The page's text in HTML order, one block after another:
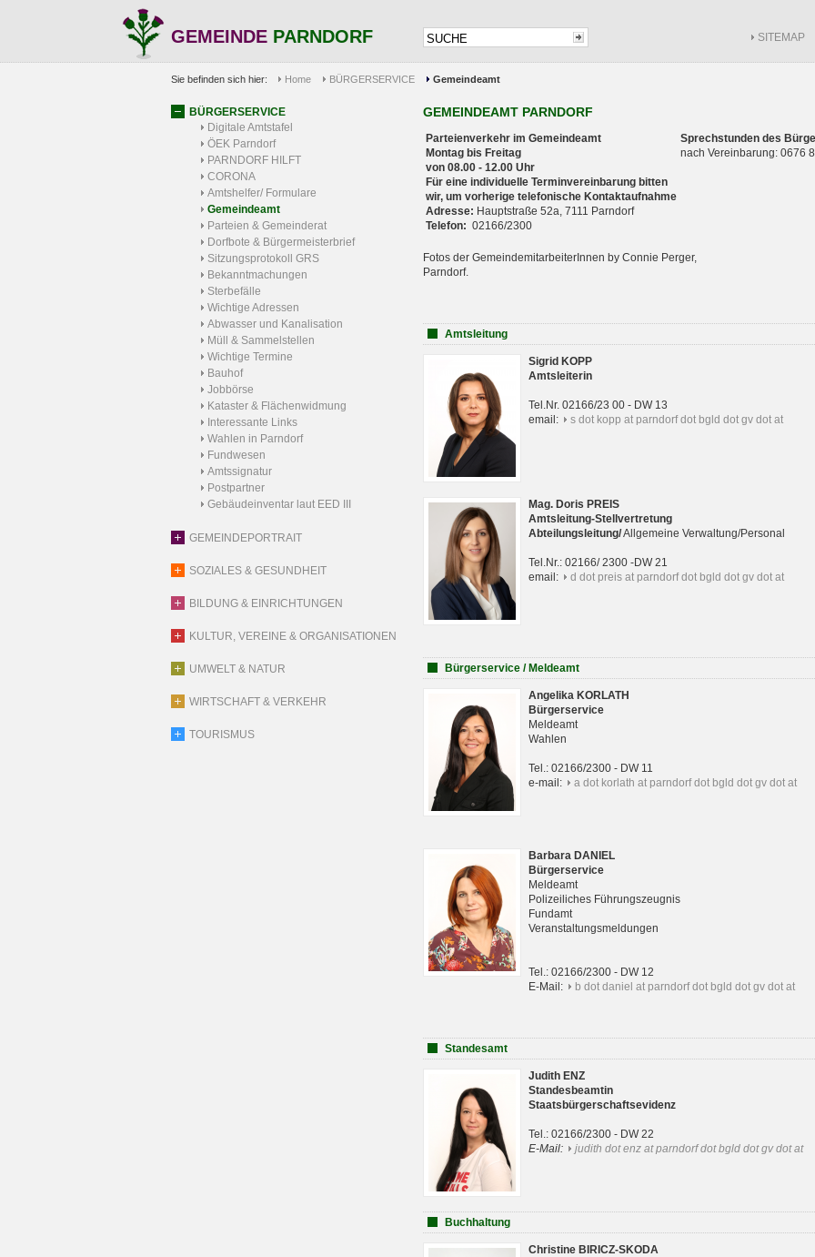
GEMEINDE PARNDORF SITEMAP
Sie befinden sich hier: Home BÜRGERSERVICE Gemeindeamt
BÜRGERSERVICE
Digitale Amtstafel
ÖEK Parndorf
PARNDORF HILFT
CORONA
Amtshelfer/ Formulare
Gemeindeamt
Parteien & Gemeinderat
Dorfbote & Bürgermeisterbrief
Sitzungsprotokoll GRS
Bekanntmachungen
Sterbefälle
Wichtige Adressen
Abwasser und Kanalisation
Müll & Sammelstellen
Wichtige Termine
Bauhof
Jobbörse
Kataster & Flächenwidmung
Interessante Links
Wahlen in Parndorf
Fundwesen
Amtssignatur
Postpartner
Gebäudeinventar laut EED III
GEMEINDEPORTRAIT
SOZIALES & GESUNDHEIT
BILDUNG & EINRICHTUNGEN
KULTUR, VEREINE & ORGANISATIONEN
UMWELT & NATUR
WIRTSCHAFT & VERKEHR
TOURISMUS
GEMEINDEAMT PARNDORF
Parteienverkehr im Gemeindeamt
Montag bis Freitag
von 08.00 - 12.00 Uhr
Für eine individuelle Terminvereinbarung bitten
wir, um vorherige telefonische Kontaktaufnahme
Adresse: Hauptstraße 52a, 7111 Parndorf
Telefon: 02166/2300
Sprechstunden des
nach Vereinbarung: 0676
Fotos der GemeindemitarbeiterInnen by Connie Perger,
Parndorf.
Amtsleitung
Sigrid KOPP
Amtsleiterin
Tel.Nr. 02166/23 00 - DW 13
email:
s dot kopp at parndorf dot bgld dot gv dot at
Mag. Doris PREIS
Amtsleitung-Stellvertretung
Abteilungsleitung/Allgemeine Verwaltung/Personal
Tel.Nr.: 02166/ 2300 -DW 21
email:
d dot preis at parndorf dot bgld dot gv dot at
Bürgerservice / Meldeamt
Angelika KORLATH
Bürgerservice
Meldeamt
Wahlen
Tel.: 02166/2300 - DW 11
e-mail:
a dot korlath at parndorf dot bgld dot gv dot at
Barbara DANIEL
Bürgerservice
Meldeamt
Polizeiliches Führungszeugnis
Fundamt
Veranstaltungsmeldungen
Tel.: 02166/2300 - DW 12
E-Mail:
b dot daniel at parndorf dot bgld dot gv dot at
Standesamt
Judith ENZ
Standesbeamtin
Staatsbürgerschaftsevidenz
Tel.: 02166/2300 - DW 22
E-Mail:
judith dot enz at parndorf dot bgld dot gv dot at
Buchhaltung
Christine BIRICZ-SKODA